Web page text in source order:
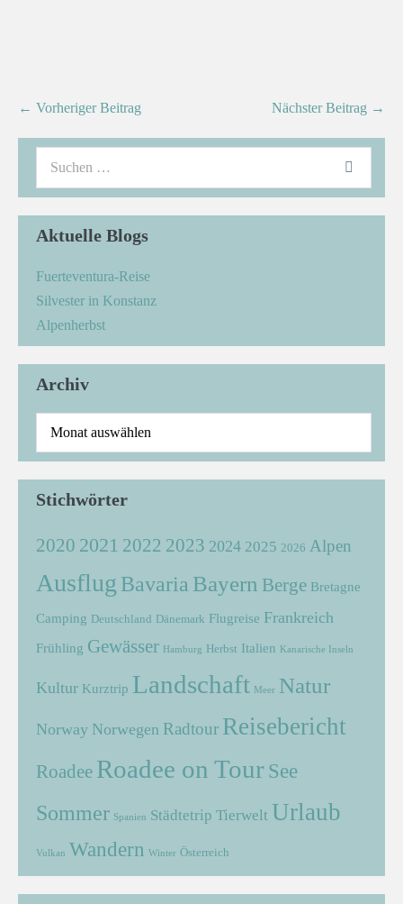
← Vorheriger Beitrag Nächster Beitrag →
Aktuelle Blogs
Fuerteventura-Reise
Silvester in Konstanz
Alpenherbst
Archiv
Stichwörter
2020 2021 2022 2023 2024 2025 2026 Alpen
Ausflug Bavaria Bayern Berge Bretagne
Camping Deutschland Dänemark Flugreise Frankreich
Frühling Gewässer Hamburg Herbst Italien Kanarische Inseln
Kultur Kurztrip Landschaft Meer Natur
Norway Norwegen Radtour Reisebericht
Roadee Roadee on Tour See
Sommer Spanien Städtetrip Tierwelt Urlaub
Vulkan Wandern Winter Österreich